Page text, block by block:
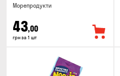
Морепродукти
43,00
грн за 1 шт